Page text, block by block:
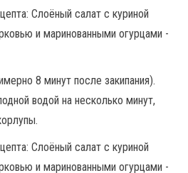
8 минут после закипания).
водой на несколько минут,